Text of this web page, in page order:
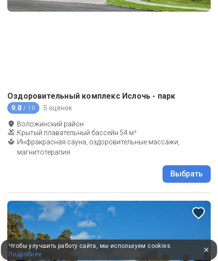
Оздоровительный комплекс Ислочь - парк
9.8 / 10 5 оценок
Воложинский район
Крытый плавательный бассейн 54 м²
Инфракрасная сауна, оздоровительные массажи,
магнитотерапия
Выбрать
Чтобы улучшить работу сайта, мы используем cookies.
Подробнее